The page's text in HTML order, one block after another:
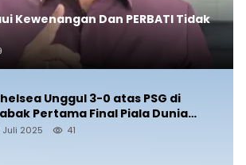
Kewenangan Dan PERBATI Tidak
Unggul 3-0 atas PSG di
Pertama Final Piala Dunia
2025
Juli 2025 41